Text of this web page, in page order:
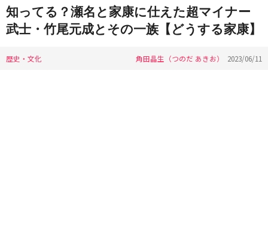
知ってる？瀬名と家康に仕えた超マイナー
武士・竹尾元成とその一族【どうする家康】
歴史・文化 角田晶生（つのだ あきお） 2023/06/11